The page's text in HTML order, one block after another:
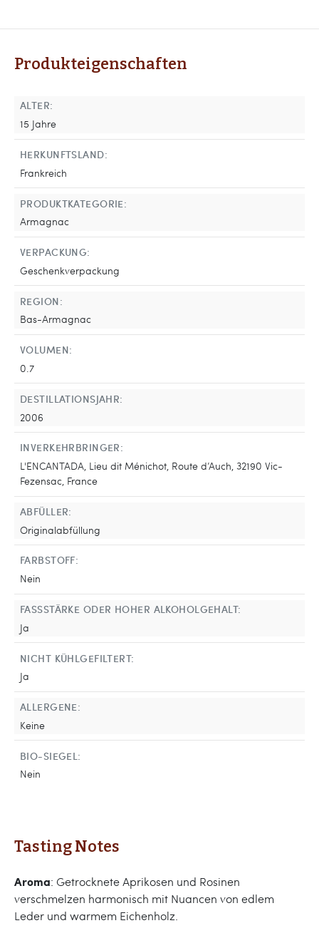
Produkteigenschaften
ALTER:
15 Jahre
HERKUNFTSLAND:
Frankreich
PRODUKTKATEGORIE:
Armagnac
VERPACKUNG:
Geschenkverpackung
REGION:
Bas-Armagnac
VOLUMEN:
0.7
DESTILLATIONSJAHR:
2006
INVERKEHRBRINGER:
L'ENCANTADA, Lieu dit Ménichot, Route d’Auch, 32190 Vic-
Fezensac, France
ABFÜLLER:
Originalabfüllung
FARBSTOFF:
Nein
FASSSTÄRKE ODER HOHER ALKOHOLGEHALT:
Ja
NICHT KÜHLGEFILTERT:
Ja
ALLERGENE:
Keine
BIO-SIEGEL:
Nein
Tasting Notes
Aroma: Getrocknete Aprikosen und Rosinen
verschmelzen harmonisch mit Nuancen von edlem
Leder und warmem Eichenholz.